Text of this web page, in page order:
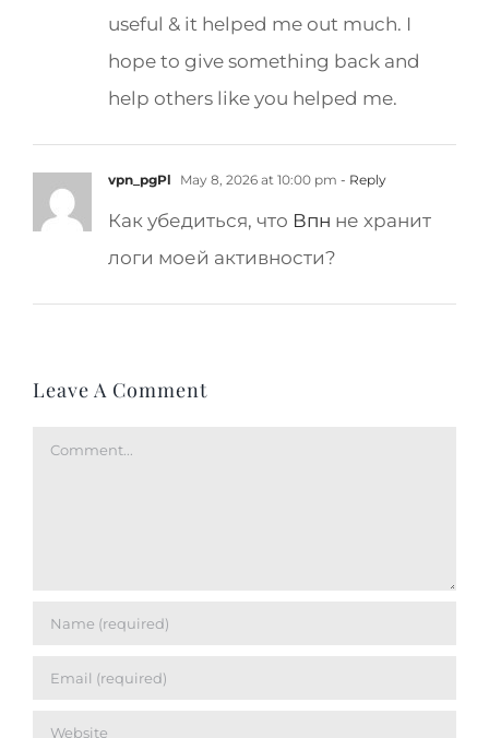
useful & it helped me out much. I
hope to give something back and
help others like you helped me.
vpn_pgPl May 8, 2026 at 10:00 pm - Reply
Как убедиться, что Впн не хранит
логи моей активности?
Leave A Comment
Comment